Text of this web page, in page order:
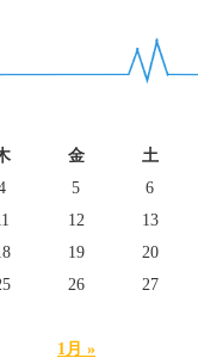
金 土
1月 »
5
6
12
13
19
20
26
27